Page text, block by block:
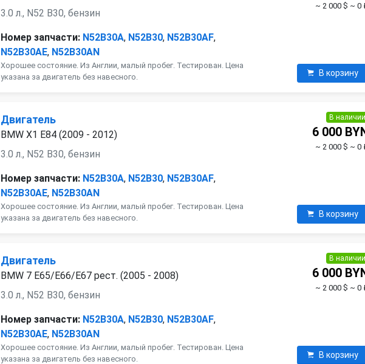
3.0 л., N52 B30, бензин
Номер запчасти: N52B30A, N52B30, N52B30AF,
N52B30AE, N52B30AN
Хорошее состояние. Из Англии, малый пробег. Тестирован. Цена
указана за двигатель без навесного.
~ 2 000 $ ~ 0
В корзину
Двигатель
BMW X1 E84 (2009 - 2012)
3.0 л., N52 B30, бензин
Номер запчасти: N52B30A, N52B30, N52B30AF,
N52B30AE, N52B30AN
Хорошее состояние. Из Англии, малый пробег. Тестирован. Цена
указана за двигатель без навесного.
В наличии
6 000
~ 2 000 $ ~ 0
В корзину
Двигатель
BMW 7 E65/E66/E67 рест. (2005 - 2008)
3.0 л., N52 B30, бензин
Номер запчасти: N52B30A, N52B30, N52B30AF,
N52B30AE, N52B30AN
Хорошее состояние. Из Англии, малый пробег. Тестирован. Цена
указана за двигатель без навесного.
В наличии
6 000
~ 2 000 $ ~ 0
В корзину